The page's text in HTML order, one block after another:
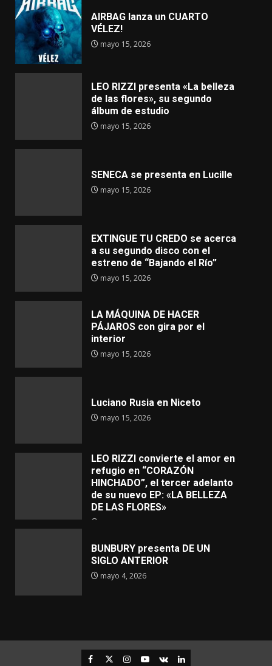
AIRBAG lanza un CUARTO
VÉLEZ!
mayo 15, 2026
LEO RIZZI presenta «La belleza
de las flores», su segundo
álbum de estudio
mayo 15, 2026
SENECA se presenta en Lucille
mayo 15, 2026
EXTINGUE TU CREDO se acerca
a su segundo disco con el
estreno de “Bajando el Río”
mayo 15, 2026
LA MÁQUINA DE HACER
PÁJAROS con gira por el
interior
mayo 15, 2026
Luciano Rusia en Niceto
mayo 15, 2026
LEO RIZZI convierte el amor en
refugio en “CORAZÓN
HINCHADO”, el tercer adelanto
de su nuevo EP: «LA BELLEZA
DE LAS FLORES»
BUNBURY presenta DE UN
SIGLO ANTERIOR
mayo 4, 2026
Facebook
TwitterInstagram
Youtube
VK LinkedIn